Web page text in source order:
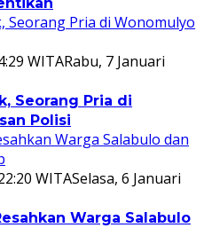
WITARabu, 7 Januari
Seorang Pria di
Polisi
WITASelasa, 6 Januari
Warga Salabulo